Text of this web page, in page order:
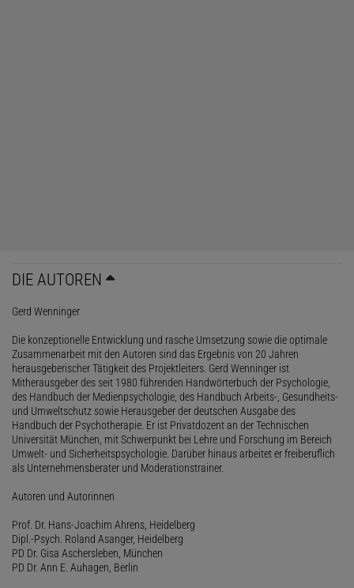
DIE AUTOREN
Gerd Wenninger
Die konzeptionelle Entwicklung und rasche Umsetzung sowie die optimale
Zusammenarbeit mit den Autoren sind das Ergebnis von 20 Jahren
herausgeberischer Tätigkeit des Projektleiters. Gerd Wenninger ist
Mitherausgeber des seit 1980 führenden Handwörterbuch der Psychologie,
des Handbuch der Medienpsychologie, des Handbuch Arbeits-, Gesundheits-
und Umweltschutz sowie Herausgeber der deutschen Ausgabe des
Handbuch der Psychotherapie. Er ist Privatdozent an der Technischen
Universität München, mit Schwerpunkt bei Lehre und Forschung im Bereich
Umwelt- und Sicherheitspsychologie. Darüber hinaus arbeitet er freiberuflich
als Unternehmensberater und Moderationstrainer.
Autoren und Autorinnen
Prof. Dr. Hans-Joachim Ahrens, Heidelberg
Dipl.-Psych. Roland Asanger, Heidelberg
PD Dr. Gisa Aschersleben, München
PD Dr. Ann E. Auhagen, Berlin